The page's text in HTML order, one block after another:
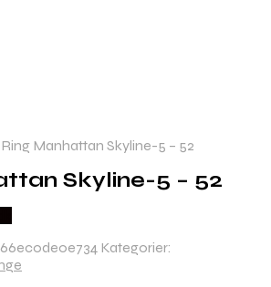
Ring Manhattan Skyline-5 – 52
Skyline-5 – 52
66ec0de0e734 Kategorier: